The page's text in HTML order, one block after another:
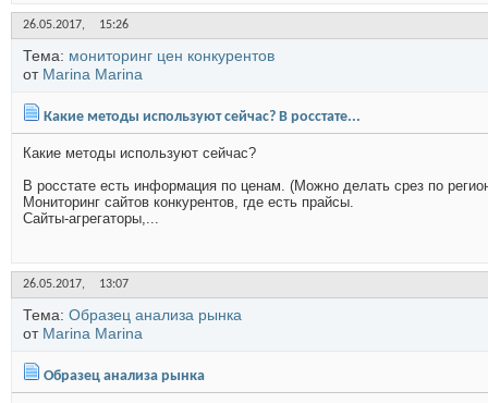
26.05.2017, 15:26
Тема: мониторинг цен конкурентов
от Marina Marina
Какие методы используют сейчас? В росстате...
Какие методы используют сейчас?
В росстате есть информация по ценам. (Можно делать срез по
Мониторинг сайтов конкурентов, где есть прайсы.
Сайты-агрегаторы,...
26.05.2017, 13:07
Тема: Образец анализа рынка
от Marina Marina
Образец анализа рынка